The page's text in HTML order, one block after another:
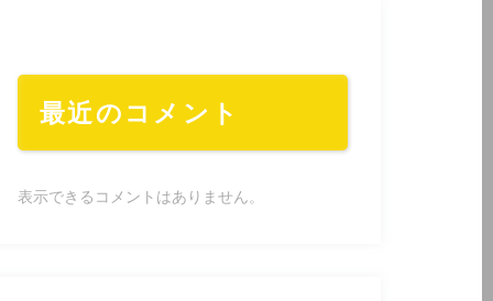
最近のコメント
表示できるコメントはありません。